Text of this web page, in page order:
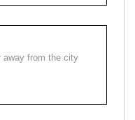
away from the city